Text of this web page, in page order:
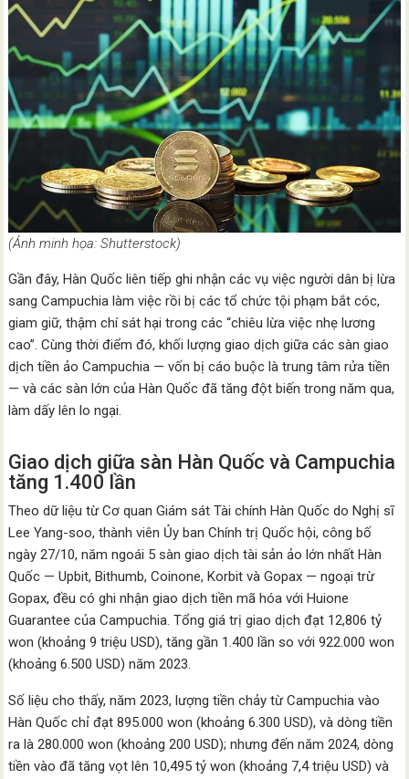
(Ảnh minh họa: Shutterstock)
Gần đây, Hàn Quốc liên tiếp ghi nhận các vụ việc người dân bị lừa
sang Campuchia làm việc rồi bị các tổ chức tội phạm bắt cóc,
giam giữ, thậm chí sát hại trong các “chiêu lừa việc nhẹ lương
cao”. Cùng thời điểm đó, khối lượng giao dịch giữa các sàn giao
dịch tiền ảo Campuchia — vốn bị cáo buộc là trung tâm rửa tiền
— và các sàn lớn của Hàn Quốc đã tăng đột biến trong năm qua,
làm dấy lên lo ngại.
Giao dịch giữa sàn Hàn Quốc và Campuchia
tăng 1.400 lần
Theo dữ liệu từ Cơ quan Giám sát Tài chính Hàn Quốc do Nghị sĩ
Lee Yang-soo, thành viên Ủy ban Chính trị Quốc hội, công bố
ngày 27/10, năm ngoái 5 sàn giao dịch tài sản ảo lớn nhất Hàn
Quốc — Upbit, Bithumb, Coinone, Korbit và Gopax — ngoại trừ
Gopax, đều có ghi nhận giao dịch tiền mã hóa với Huione
Guarantee của Campuchia. Tổng giá trị giao dịch đạt 12,806 tỷ
won (khoảng 9 triệu USD), tăng gần 1.400 lần so với 922.000 won
(khoảng 6.500 USD) năm 2023.
Số liệu cho thấy, năm 2023, lượng tiền chảy từ Campuchia vào
Hàn Quốc chỉ đạt 895.000 won (khoảng 6.300 USD), và dòng tiền
ra là 280.000 won (khoảng 200 USD); nhưng đến năm 2024, dòng
tiền vào đã tăng vọt lên 10,495 tỷ won (khoảng 7,4 triệu USD) và